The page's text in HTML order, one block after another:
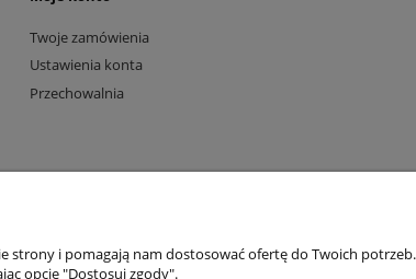
Twoje zamówienia
Ustawienia konta
Przechowalnia
strony i pomagają nam dostosować ofertę do Twoich
opcję "Dostosuj zgody".